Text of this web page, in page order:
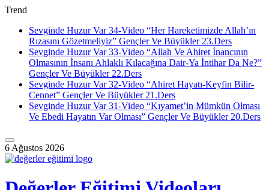
Trend
Sevginde Huzur Var 34-Video “Her Hareketimizde Allah’ın
Rızasını Gözetmeliyiz” Gençler Ve Büyükler 23.Ders
Sevginde Huzur Var 33-Video “Allah Ve Ahiret İnancının
Olmasının İnsanı Ahlaklı Kılacağına Dair-Ya İntihar Da Ne?”
Gençler Ve Büyükler 22.Ders
Sevginde Huzur Var 32-Video “Ahiret Hayatı-Keyfin Bilir-
Cennet” Gençler Ve Büyükler 21.Ders
Sevginde Huzur Var 31-Video “Kıyamet’in Mümkün Olması
Ve Ebedi Hayatın Var Olması” Gençler Ve Büyükler 20.Ders
to
content
6 Ağustos 2026